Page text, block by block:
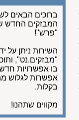
ברוכים הבאים
המבזקים החדש
"פרש"!
השירות ניתן על
"מבזקים.נט",
בו אפשרויות
אפשרות לגלוש
בקלות.
מקווים שתהנו!